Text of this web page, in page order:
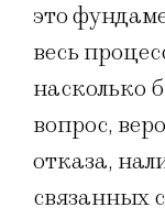
это
весь
насколько
вопрос,
отказа,
связанных